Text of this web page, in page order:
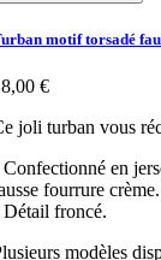
motif torsadé
€
joli turban vous
Confectionné en
fourrure crème.
Détail froncé.
modèles